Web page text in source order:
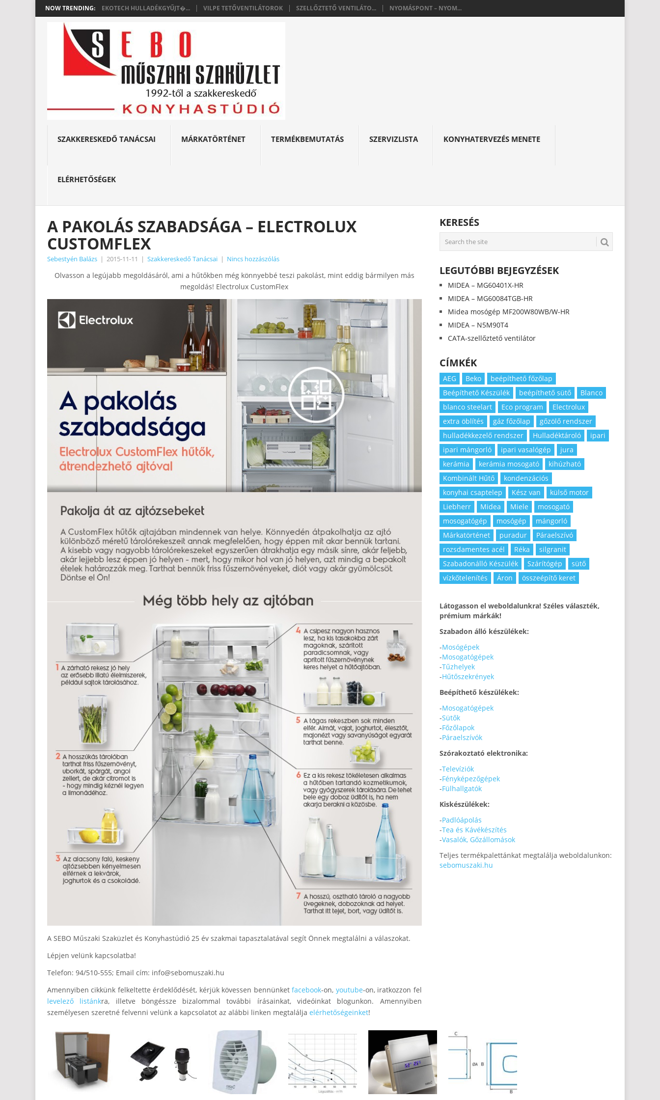
NOW TRENDING: EKOTECH HULLADÉKGYŰJT�... VILPE TETŐVENTILÁTOROK SZELLŐZTETŐ VENTILÁTO... NYOMÁSPONT – NYOM...
SZAKKERESKEDŐ TANÁCSAI MÁRKATÖRTÉNET TERMÉKBEMUTATÁS SZERVIZLISTA KONYHATERVEZÉS MENETE
ELÉRHETŐSÉGEK
A PAKOLÁS SZABADSÁGA – ELECTROLUX
CUSTOMFLEX
Sebestyén Balázs | 2015-11-11 | Szakkereskedő Tanácsai | Nincs hozzászólás
Olvasson a legújabb megoldásáról, ami a hűtőkben még könnyebbé teszi pakolást, mint eddig bármilyen más
megoldás! Electrolux CustomFlex
A SEBO Műszaki Szaküzlet és Konyhastúdió 25 év szakmai tapasztalatával segít Önnek megtalálni a válaszokat.
Lépjen velünk kapcsolatba!
Telefon: 94/510-555; Email cím: info@sebomuszaki.hu
Amennyiben cikkünk felkeltette érdeklődését, kérjük kövessen bennünketfacebook-on, youtube-on, iratkozzon fel
levelező listánkra, illetve böngéssze bizalommal további írásainkat, videóinkat blogunkon. Amennyiben
személyesen szeretné felvenni velünk a kapcsolatot az alábbi linken megtalálja elérhetőségeinket!
KERESÉS
LEGUTÓBBI BEJEGYZÉSEK
MIDEA – MG60401X-HR
MIDEA – MG60084TGB-HR
Midea mosógép MF200W80WB/W-HR
MIDEA – N5M90T4
CATA-szellőztető ventilátor
CÍMKÉK
AEG Beko
beépíthető főzőlap
Beépíthető Készülék
beépíthető sütő
Blanco
blanco steelart
Eco program
Electrolux
extra öblítés
gáz főzőlap
gőzölő rendszer
hulladékkezelő rendszer
Hulladéktároló
ipari
ipari mángorló
ipari vasalógép
jura
kerámia
kerámia mosogató
kihúzható
Kombinált Hűtő
kondenzációs
konyhai csaptelep
Kész van
külső motor
Liebherr
Midea Miele
mosogató
mosogatógép
mosógép
mángorló
Márkatörténet
puradur
Páraelszívó
rozsdamentes acél
Réka
silgranit
Szabadonálló Készülék
Szárítógép
sütő
vízkőtelenítés
Áron összeépítő keret
Látogasson el weboldalunkra! Széles választék,
prémium márkák!
Szabadon álló készülékek:
-Mosógépek
-Mosogatógépek
-Tűzhelyek
-Hűtőszekrények
Beépíthető készülékek:
-Mosogatógépek
-Sütők
-Főzőlapok
-Páraelszívók
Szórakoztató elektronika:
-Televíziók
-Fényképezőgépek
-Fülhallgatók
Kiskészülékek:
-Padlóápolás
-Tea és Kávékészítés
-Vasalók, Gőzállomások
Teljes termékpalettánkat megtalálja weboldalunkon:
sebomuszaki.hu